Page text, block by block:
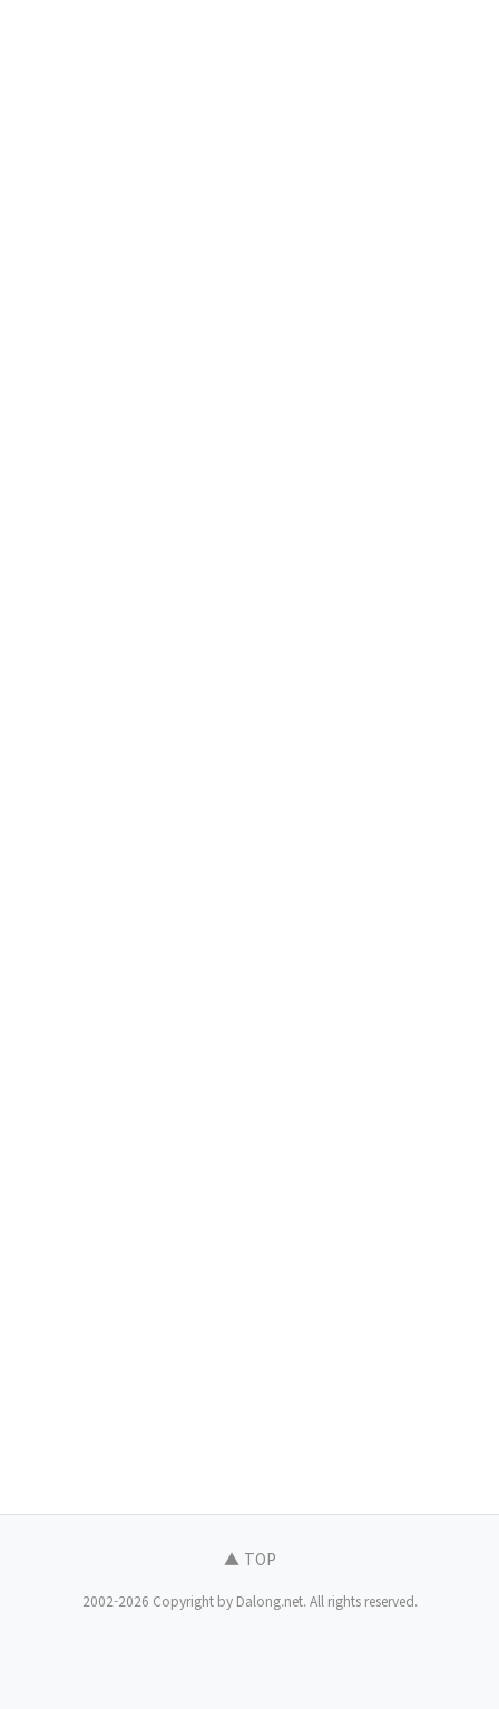
▲ TOP
2002-2026 Copyright by Dalong.net. All rights reserved.